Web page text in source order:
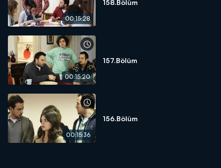
00:15:28
158.Bölüm
00:15:20
157.Bölüm
00:15:36
156.Bölüm